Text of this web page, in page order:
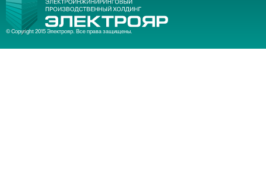
© Copyright 2015 Электрояр. Все права защищены.